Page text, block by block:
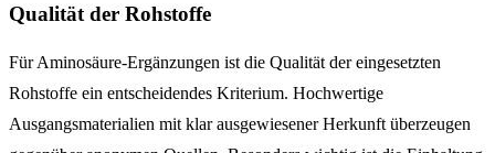
Qualität der Rohstoffe
Für Aminosäure-Ergänzungen ist die Qualität der eingesetzten
Rohstoffe ein entscheidendes Kriterium. Hochwertige
Ausgangsmaterialien mit klar ausgewiesener Herkunft überzeugen